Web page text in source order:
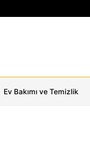
Ev Bakımı ve Temizlik